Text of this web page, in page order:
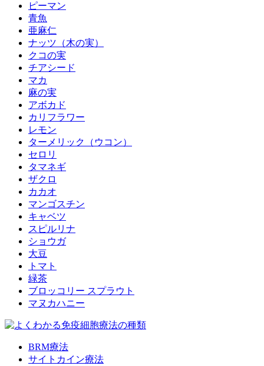
ピーマン
青魚
亜麻仁
ナッツ（木の実）
クコの実
チアシード
マカ
麻の実
アボカド
カリフラワー
レモン
ターメリック（ウコン）
セロリ
タマネギ
ザクロ
カカオ
マンゴスチン
キャベツ
スピルリナ
ショウガ
大豆
トマト
緑茶
ブロッコリー スプラウト
マヌカハニー
BRM療法
サイトカイン療法